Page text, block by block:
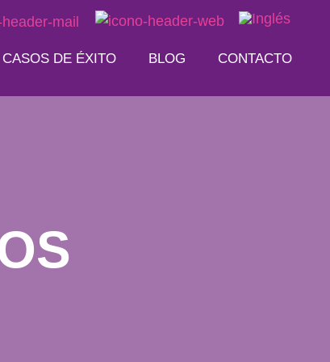
CASOS DE ÉXITO BLOG CONTACTO